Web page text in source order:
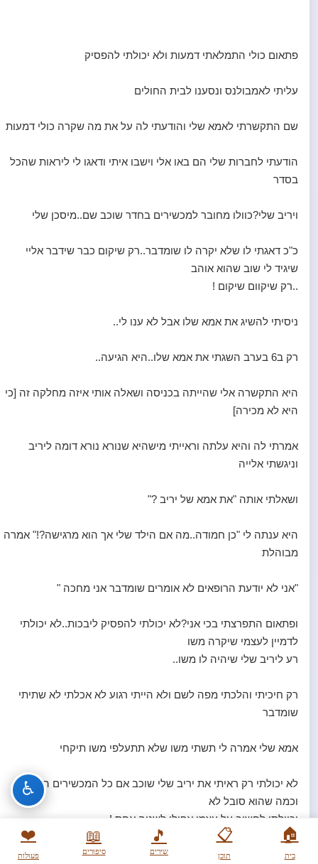
🏠
בית
📋
תוכן
🎵
שירים
📖
סיפורים
❤️
פעולות
פתאום כולי התמלאתי דמעות ולא יכולתי להפסיק
עליתי לאמבולנס ונסענו לבית החולים
שם התקשרתי לאמא שלי והודעתי לה על את מה שקרה כולי דמעות
הודעתי לחברות שלי הם באו אלי וישבו איתי ודאגו לי ליראות שהכל
בסדר
ויריב שלי?כוולו מחובר למכשירים בחדר שוכב שם..מיסכן שלי
כ"כ דאגתי לו שלא יקרה לו שומדבר..רק שיקום כבר שידבר אליי
שיגיד לי שוב שהוא אוהב
..רק שיקוום שיקום !
ניסיתי להשיג את אמא שלו אבל לא ענו לי..
רק ב6 בערב השגתי את אמא שלו..היא הגיעה..
היא התקשרה אלי שהייתה בכניסה ושאלה אותי איזה מחלקה זה [כי
היא לא מכירה]
אמרתי לה והיא עלתה וראייתי מישהיא שנורא נורא דומה ליריב
וניגשתי אלייה
ושאלתי אותה "את אמא של יריב ?"
היא ענתה לי "כן חמודה..מה אם הילד שלי אך הוא מרגישה?!" אמרה
מבוהלת
"אני לא יודעת הרופאים לא אומרים שומדבר אני מחכה "
ופתאום התפרצתי בכי אני?לא יכולתי להפסיק ליבכות..לא יכולתי
לדמיין לעצמי שיקרה משו
רע ליריב שלי שיהיה לו משו..
רק חיכיתי והלכתי מפה לשם ולא הייתי רגוע לא אכלתי לא שתיתי
שומדבר
אמא שלי אמרה לי תשתי משו שלא תתעלפי משו תיקחי
לא יכולתי רק ראיתי את יריב שלי שוכב אם כל המכשירים האלו
וכמה שהוא סובל לא
יכוולתי לחשוב על עצמי אפילו לשניה אחת !
♿